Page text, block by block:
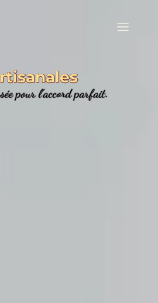
pour l’accord parfait.